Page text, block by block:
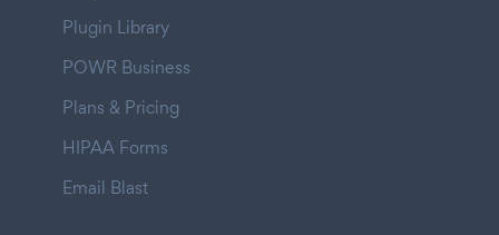
Plugin Library
POWR Business
Plans & Pricing
HIPAA Forms
Email Blast